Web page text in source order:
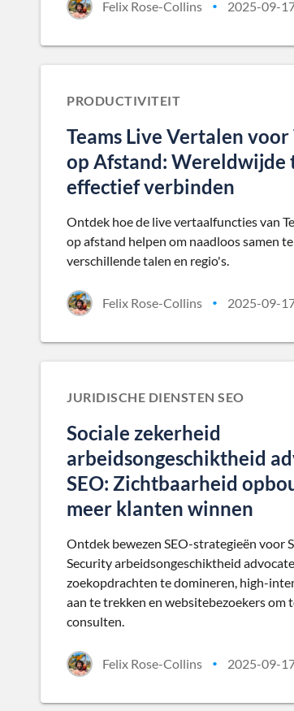
Felix Rose-Collins • 2025-09-
PRODUCTIVITEIT
Teams Live Vertalen
op Afstand: Wereldwijde
effectief verbinden
Ontdek hoe de live vertaalfuncties van
op afstand helpen om naadloos samen
verschillende talen en regio's.
Felix Rose-Collins • 2025-09-
JURIDISCHE DIENSTEN SEO
Sociale zekerheid
arbeidsongeschiktheid
SEO: Zichtbaarheid
meer klanten winnen
Ontdek bewezen SEO-strategieën voor
Security arbeidsongeschiktheid
zoekopdrachten te domineren, high-
aan te trekken en websitebezoekers om
consulten.
Felix Rose-Collins • 2025-09-